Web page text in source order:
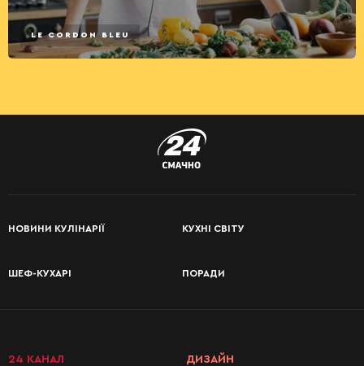
LE CORDON BLEU
НОВИНИ КУЛІНАРІЇ КУХНІ СВІТУ
ШЕФ-КУХАРІ ПОРАДИ
24 КАНАЛ ДИЗАЙН